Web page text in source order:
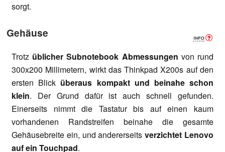
sorgt.
Gehäuse
Trotz üblicher Subnotebook Abmessungen von rund
300x200 Millimetern, wirkt das Thinkpad X200s auf den
ersten Blick überaus kompakt und beinahe schon
klein. Der Grund dafür ist auch schnell gefunden.
Einerseits nimmt die Tastatur bis auf einen kaum
vorhandenen Randstreifen beinahe die gesamte
Gehäusebreite ein, und andererseitsverzichtet Lenovo
auf ein Touchpad.